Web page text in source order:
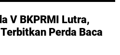
V BKPRMI Lutra,
Perda Baca